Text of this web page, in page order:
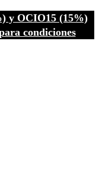
y OCIO15 (15%)
condiciones